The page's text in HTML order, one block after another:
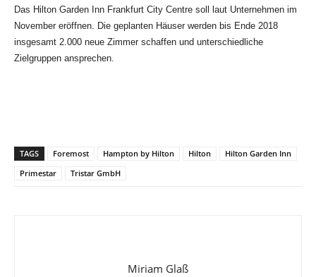
Das Hilton Garden Inn Frankfurt City Centre soll laut Unternehmen im
November eröffnen. Die geplanten Häuser werden bis Ende 2018
insgesamt 2.000 neue Zimmer schaffen und unterschiedliche
Zielgruppen ansprechen.
TAGS Foremost Hampton by Hilton Hilton
Hilton Garden Inn
Primestar
Tristar GmbH
Miriam Glaß